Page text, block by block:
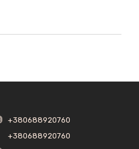
+380688920760
+380688920760